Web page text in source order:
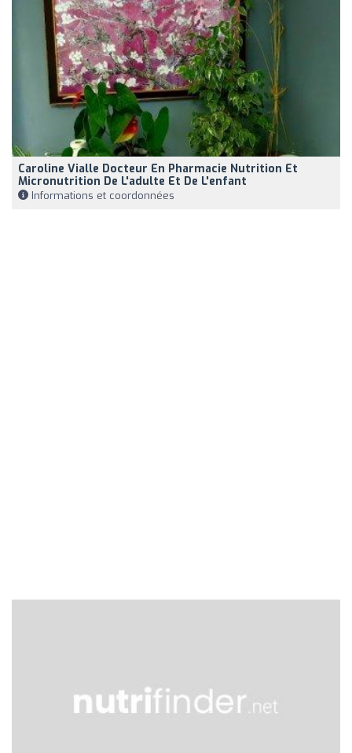
Caroline Vialle Docteur En Pharmacie Nutrition Et
Micronutrition De L'adulte Et De L'enfant
Informations et coordonnées